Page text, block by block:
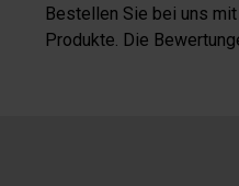
Bestellen Sie bei uns
Produkte. Die